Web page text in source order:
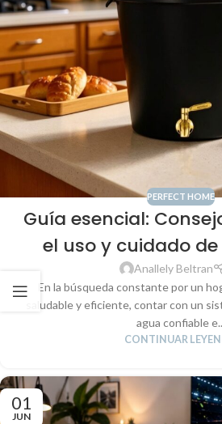
PERFECT HOME
Guía esencial:
el uso y cuidado
Anallely Beltran
En la búsqueda constante por un
saludable y eficiente, contar con un
agua confiable
CONTINUAR
01
JUN